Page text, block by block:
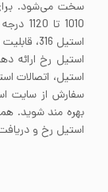
1010
استیل 316، قابلیت شکل پذیری و جوشکاری آن بسیار بهتر می‌شود.
استیل رخ ارائه
استیل، اتصالات
سفارش از سایت
بهره مند شوید.
استیل رخ و